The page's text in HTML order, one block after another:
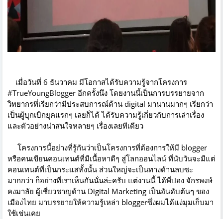
เมื่อวันที่ 6 ธันวาคม มีโอกาสได้รับความรู้จากโครงการ
#TrueYoungBlogger อีกครั้งนึง โดยงานนี้เป็นการบรรยายจาก
วิทยากรที่เรียกว่ามีประสบการณ์ด้าน digital มานานมากๆ เรียกว่า
เป็นผู้บุกเบิกยุคแรกๆ เลยก็ได้ ได้รับความรู้เกี่ยวกับการเล่าเรื่อง
และตัวอย่างน่าสนใจหลายๆ เรื่องเลยทีเดียว
โครงการนี้อย่างที่รู้กันว่าเป็นโครงการที่ต้องการให้มี blogger
หรือคนเขียนคอนเทนต์ที่มีเนื้อหาดีๆ สู่โลกออนไลน์ ที่นับวันจะมีแต่
คอนเทนต์ที่เป็นกระแสทั้งนั้น ส่วนใหญ่จะเป็นทางด้านลบซะ
มากกว่า ก็อย่างที่เราเห็นกันนั่นล่ะครับ แต่งานนี้ ได้พี่ปอง จักรพงษ์
คงมาลัย ผู้เชี่ยวชาญด้าน Digital Marketing เป็นอันดับต้นๆ ของ
เมืองไทย มาบรรยายให้ความรู้เหล่า bloggerซึ่งผมได้แง่มุมเก็บมา
ใช้เช่นเคย